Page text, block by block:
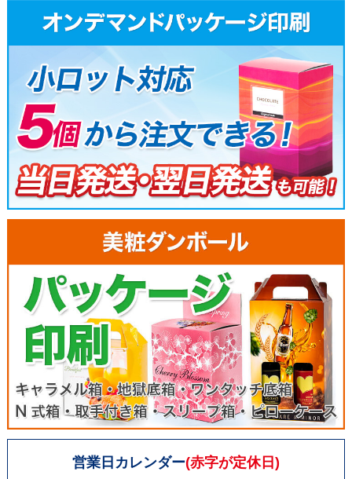
営業日カレンダー(赤字が定休日)